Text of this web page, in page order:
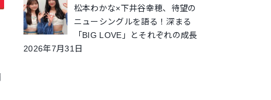
松本わかな×下井谷幸穂、待望の
ニューシングルを語る！深まる
「BIG LOVE」とそれぞれの成長
2026年7月31日